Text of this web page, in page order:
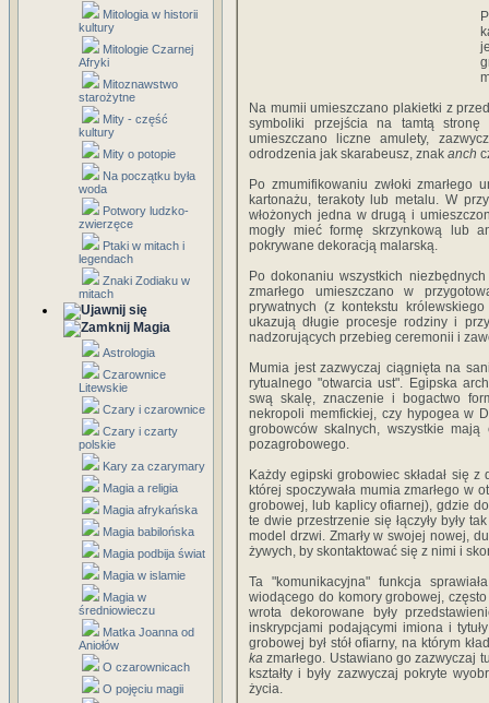
Mitologia w historii
kultury
Mitologie Czarnej
Afryki
Mitoznawstwo
starożytne
Mity - część
kultury
Mity o potopie
Na początku była
woda
Potwory ludzko-
zwierzęce
Ptaki w mitach i
legendach
Znaki Zodiaku w
mitach
Magia
Astrologia
Czarownice
Litewskie
Czary i czarownice
Czary i czarty
polskie
Kary za czarymary
Magia a religia
Magia afrykańska
Magia babilońska
Magia podbija świat
Magia w islamie
Magia w
średniowieczu
Matka Joanna od
Aniołów
O czarownicach
O pojęciu magii
Na mumii umieszczano plakietki z
symboliki przejścia na tamtą
umieszczano liczne amulety,
odrodzenia jak skarabeusz, znak anch
Po zmumifikowaniu zwłoki
kartonażu, terakoty lub metalu. W
włożonych jedna w drugą i
mogły mieć formę skrzynkową lub
pokrywane dekoracją malarską.
Po dokonaniu wszystkich
zmarłego umieszczano w
prywatnych (z kontekstu
ukazują długie procesje rodziny i
nadzorujących przebieg ceremonii i
Mumia jest zazwyczaj ciągnięta na
rytualnego "otwarcia ust". Egipska
swą skalę, znaczenie i bogactwo
nekropoli memfickiej, czy hypogea w
grobowców skalnych, wszystkie
pozagrobowego.
Każdy egipski grobowiec składał się
której spoczywała mumia zmarłego w
grobowej, lub kaplicy ofiarnej), gdzie
te dwie przestrzenie się łączyły były
model drzwi. Zmarły w swojej nowej,
żywych, by skontaktować się z nimi i
Ta "komunikacyjna" funkcja
wiodącego do komory grobowej,
wrota dekorowane były
inskrypcjami podającymi imiona i
grobowej był stół ofiarny, na którym
ka zmarłego. Ustawiano go zazwyczaj
kształty i były zazwyczaj pokryte
życia.